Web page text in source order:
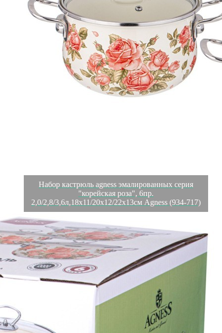
Набор кастрюль agness эмалированных серия
"корейская роза", 6пр.
2,0/2,8/3,6л,18х11/20х12/22х13см Agness (934-717)
Характеристики
Вес
Объем
Серия